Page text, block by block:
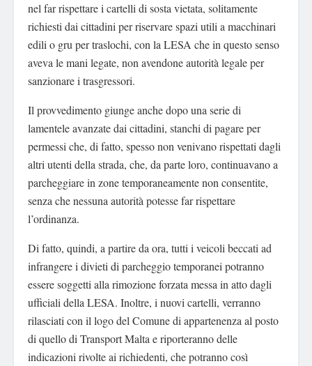
nel far rispettare i cartelli di sosta vietata, solitamente
richiesti dai cittadini per riservare spazi utili a macchinari
edili o gru per traslochi, con la LESA che in questo senso
aveva le mani legate, non avendone autorità legale per
sanzionare i trasgressori.
Il provvedimento giunge anche dopo una serie di
lamentele avanzate dai cittadini, stanchi di pagare per
permessi che, di fatto, spesso non venivano rispettati dagli
altri utenti della strada, che, da parte loro, continuavano a
parcheggiare in zone temporaneamente non consentite,
senza che nessuna autorità potesse far rispettare
l’ordinanza.
Di fatto, quindi, a partire da ora, tutti i veicoli beccati ad
infrangere i divieti di parcheggio temporanei potranno
essere soggetti alla rimozione forzata messa in atto dagli
ufficiali della LESA. Inoltre, i nuovi cartelli, verranno
rilasciati con il logo del Comune di appartenenza al posto
di quello di Transport Malta e riporteranno delle
indicazioni rivolte ai richiedenti, che potranno così